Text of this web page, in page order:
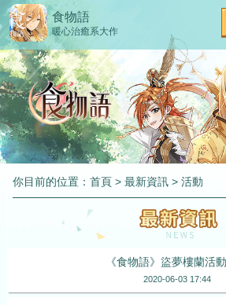
食物語
暖心治癒系大作
你目前的位置：首頁 >最新資訊 >活動
《食物語》盜夢樓蘭活
2020-06-03 17:44